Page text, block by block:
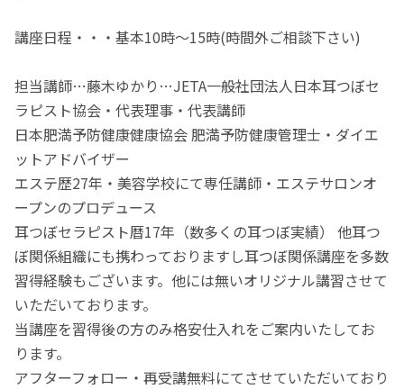
講座日程・・・基本10時～15時(時間外ご相談下さい)
担当講師…藤木ゆかり…JETA一般社団法人日本耳つぼセ
ラピスト協会・代表理事・代表講師
日本肥満予防健康健康協会 肥満予防健康管理士・ダイエ
ットアドバイザー
エステ歴27年・美容学校にて専任講師・エステサロンオ
ープンのプロデュース
耳つぼセラピスト暦17年（数多くの耳つぼ実績） 他耳つ
ぼ関係組織にも携わっておりますし耳つぼ関係講座を多数
習得経験もございます。他には無いオリジナル講習させて
いただいております。
当講座を習得後の方のみ格安仕入れをご案内いたしてお
ります。
アフターフォロー・再受講無料にてさせていただいており